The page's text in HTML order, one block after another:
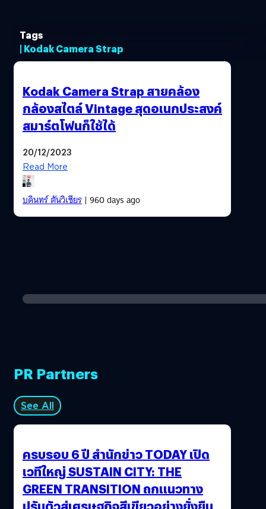
Tags
| Kodak Camera Strap
Kodak Camera Strap สายคล้อง
กล้องสไตล์ Vintage สุดอเนกประสงค์
สมาร์ตโฟนก็ใช้ได้
20/12/2023
Read More
บดินทร์ ตันวิเชียร| 960 days ago
PR Partners
See All
ครบรอบ 6 ปี สำนักข่าว TODAY เปิด
เวทีใหญ่ SUSTAIN CITY: THE
GREEN TRANSITION ถกแนวทาง